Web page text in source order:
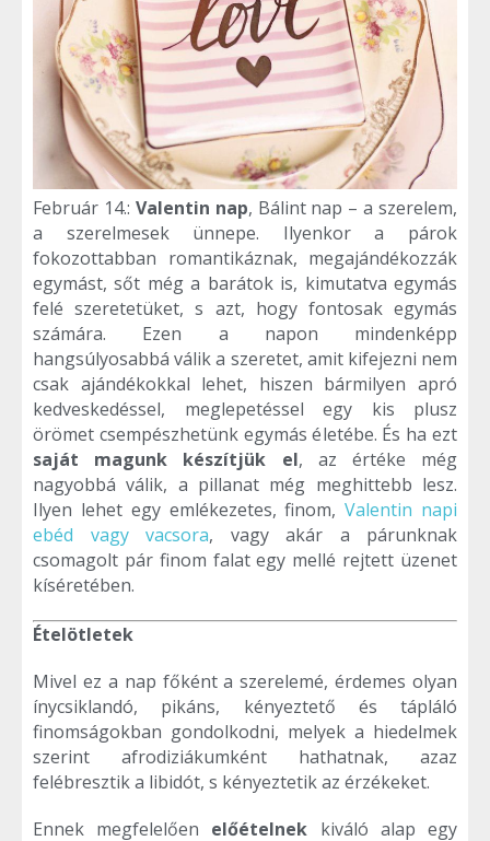
Február 14.: Valentin nap, Bálint nap – a szerelem,
a szerelmesek ünnepe. Ilyenkor a párok
fokozottabban romantikáznak, megajándékozzák
egymást, sőt még a barátok is, kimutatva egymás
felé szeretetüket, s azt, hogy fontosak egymás
számára. Ezen a napon mindenképp
hangsúlyosabbá válik a szeretet, amit kifejezni nem
csak ajándékokkal lehet, hiszen bármilyen apró
kedveskedéssel, meglepetéssel egy kis plusz
örömet csempészhetünk egymás életébe. És ha ezt
saját magunk készítjük el, az értéke még
nagyobbá válik, a pillanat még meghittebb lesz.
Ilyen lehet egy emlékezetes, finom,Valentin napi
ebéd vagy vacsora, vagy akár a párunknak
csomagolt pár finom falat egy mellé rejtett üzenet
kíséretében.
Ételötletek
Mivel ez a nap főként a szerelemé, érdemes olyan
ínycsiklandó, pikáns, kényeztető és tápláló
finomságokban gondolkodni, melyek a hiedelmek
szerint afrodiziákumként hathatnak, azaz
felébresztik a libidót, s kényeztetik az érzékeket.
Ennek megfelelően előételnek kiváló alap egy